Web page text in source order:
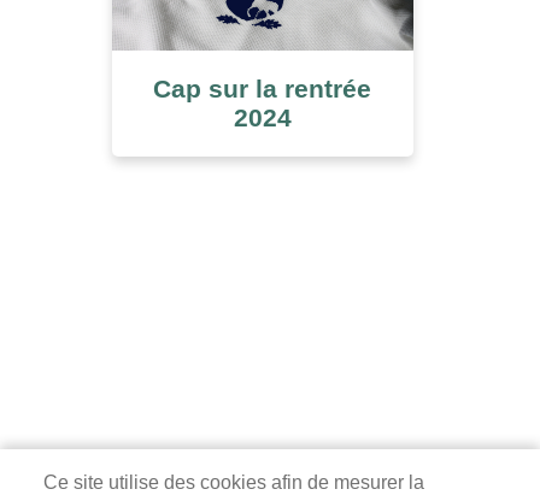
Cap sur la rentrée
2024
Ce site utilise des cookies afin de mesurer la